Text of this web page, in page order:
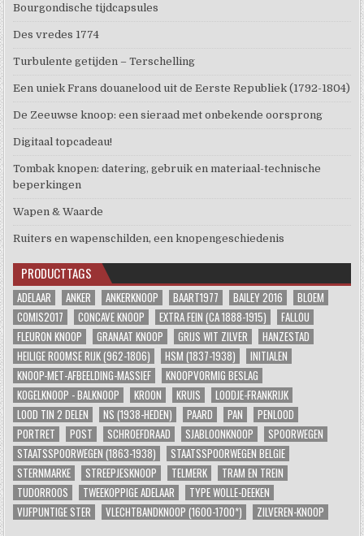
Bourgondische tijdcapsules
Des vredes 1774
Turbulente getijden – Terschelling
Een uniek Frans douanelood uit de Eerste Republiek (1792-1804)
De Zeeuwse knoop: een sieraad met onbekende oorsprong
Digitaal topcadeau!
Tombak knopen: datering, gebruik en materiaal-technische
beperkingen
Wapen & Waarde
Ruiters en wapenschilden, een knopengeschiedenis
PRODUCTTAGS
ADELAAR ANKER ANKERKNOOP BAART1977 BAILEY 2016
BLOEM
COMIS2017
CONCAVE KNOOP EXTRA FEIN (CA 1888-1915)
FALLOU
FLEURON KNOOP
GRANAAT KNOOP GRIJS WIT ZILVER
HANZESTAD
HEILIGE ROOMSE RIJK (962-1806)
HSM (1837-1938)
INITIALEN
KNOOP-MET-AFBEELDING-MASSIEF
KNOOPVORMIG BESLAG
KOGELKNOOP - BALKNOOP
KROON KRUIS
LOODJE-FRANKRIJK
LOOD TIN 2 DELEN
NS (1938-HEDEN) PAARD PAN
PENLOOD
PORTRET
POST SCHROEFDRAAD SJABLOONKNOOP
SPOORWEGEN
STAATSSPOORWEGEN (1863-1938)
STAATSSPOORWEGEN BELGIE
STERNMARKE
STREEPJESKNOOP TELMERK
TRAM EN TREIN
TUDORROOS
TWEEKOPPIGE ADELAAR
TYPE WOLLE-DEEKEN
VIJFPUNTIGE STER
VLECHTBANDKNOOP (1600-1700*) ZILVEREN-KNOOP